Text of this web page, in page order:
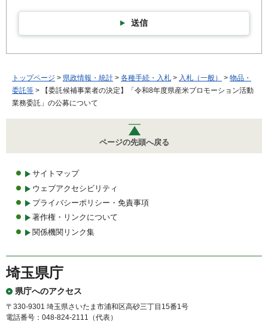
送信
トップページ > 県政情報・統計 > 各種手続・入札 > 入札（一般） > 物品・
委託等 > 【委託候補事業者の決定】「令和8年度県産米プロモーション活動
業務委託」の公募について
ページの先頭へ戻る
サイトマップ
ウェブアクセシビリティ
プライバシーポリシー・免責事項
著作権・リンクについて
関係機関リンク集
埼玉県庁
県庁へのアクセス
〒330-9301 埼玉県さいたま市浦和区高砂三丁目15番1号
電話番号：048-824-2111（代表）